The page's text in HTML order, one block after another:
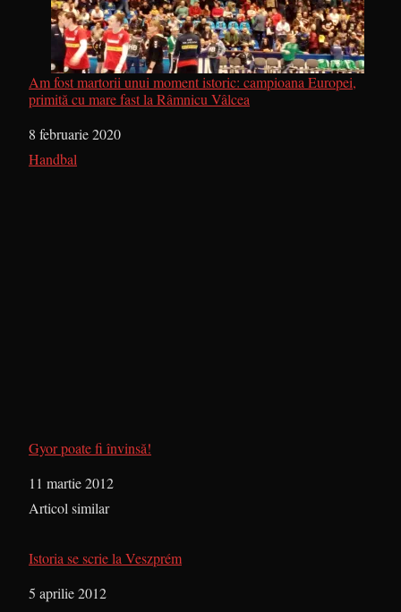
Am fost martorii unui moment istoric: campioana Europei,
primită cu mare fast la Râmnicu Vâlcea
Dată
8 februarie 2020
În legătură cu
Handbal
Gyor poate fi învinsă!
Dată
11 martie 2012
În legătură cu
Articol similar
Istoria se scrie la Veszprém
Dată
5 aprilie 2012